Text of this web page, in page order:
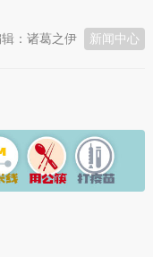
新闻中心
：诸葛之伊